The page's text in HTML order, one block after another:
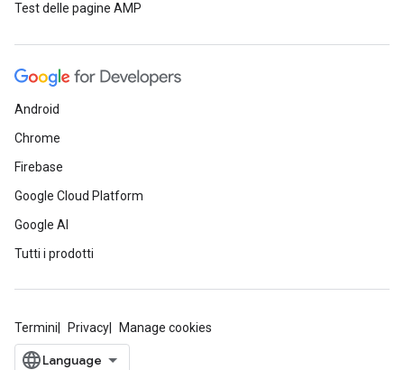
Test delle pagine AMP
Android
Chrome
Firebase
Google Cloud Platform
Google AI
Tutti i prodotti
Termini Privacy Manage cookies